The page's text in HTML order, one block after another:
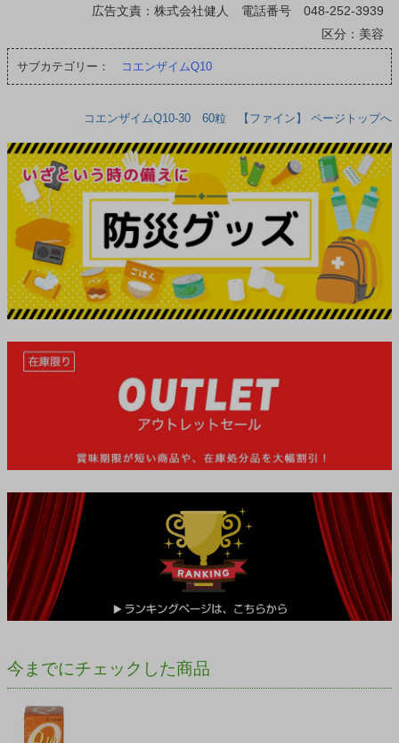
広告文責：株式会社健人 電話番号 048-252-3939
区分：美容
サブカテゴリー： コエンザイムQ10
コエンザイムQ10-30 60粒 【ファイン】 ページトップへ
今までにチェックした商品